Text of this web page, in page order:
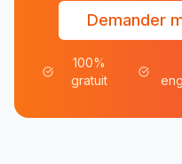
Demander
100%
gratuit